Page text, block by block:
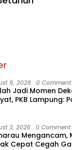
9, 2026 0 Comment
Jadi Momen
PKB Lampung:
3, 2026 0 Comment
Mengancam,
Cepat Cegah